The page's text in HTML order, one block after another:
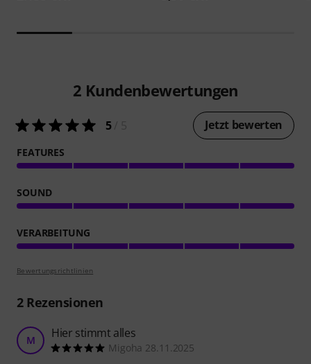
2 Kundenbewertungen
5/ 5 Jetzt bewerten
FEATURES
SOUND
VERARBEITUNG
Bewertungsrichtlinien
2Rezensionen
M Hier stimmt alles
Migoha 28.11.2025